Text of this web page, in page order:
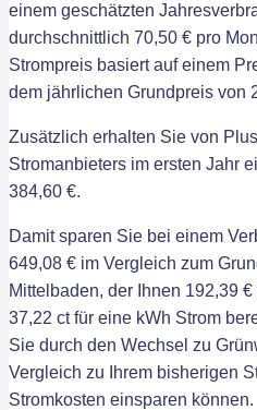
einem geschätzten
durchschnittlich 70,50 € pro
Strompreis basiert auf einem
dem jährlichen Grundpreis von
Zusätzlich erhalten Sie von
Stromanbieters im ersten Jahr
384,60 €.
Damit sparen Sie bei einem
649,08 € im Vergleich zum
Mittelbaden, der Ihnen 192,39
37,22 ct für eine kWh Strom
Sie durch den Wechsel zu
Vergleich zu Ihrem bisherigen
Stromkosten einsparen können.